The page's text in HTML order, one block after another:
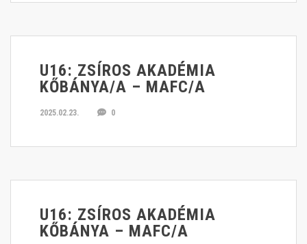
U16: ZSÍROS AKADÉMIA
KŐBÁNYA/A – MAFC/A
2025.02.23. 0
U16: ZSÍROS AKADÉMIA
KŐBÁNYA – MAFC/A